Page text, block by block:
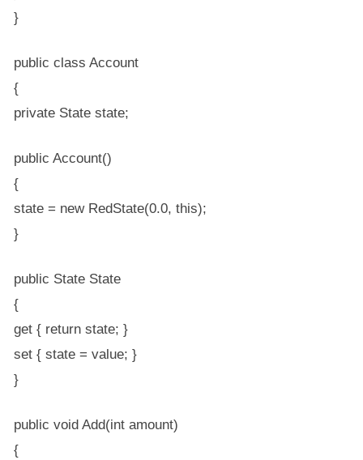
}
public class Account
{
private State state;
public Account()
{
state = new RedState(0.0, this);
}
public State State
{
get { return state; }
set { state = value; }
}
public void Add(int amount)
{